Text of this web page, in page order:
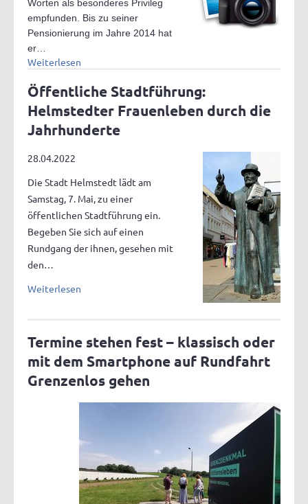
Worten als besonderes Privileg
empfunden. Bis zu seiner
Pensionierung im Jahre 2014 hat
er…
Weiterlesen
Öffentliche Stadtführung:
Helmstedter Frauenleben durch die
Jahrhunderte
28.04.2022
Die Stadt Helmstedt lädt am
Samstag, 7. Mai, zu einer
öffentlichen Stadtführung ein.
Begeben Sie sich auf einen
Rundgang der ihnen, gesehen mit
den…
Weiterlesen
Termine stehen fest – klassisch oder
mit dem Smartphone auf Rundfahrt
Grenzenlos gehen